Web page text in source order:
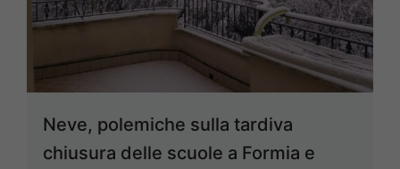
Neve, polemiche sulla tardiva
chiusura delle scuole a Formia e